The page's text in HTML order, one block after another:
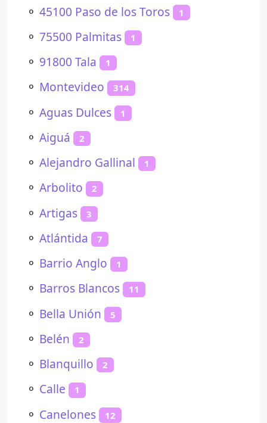
⚬ 45100 Paso de los Toros 1
⚬ 75500 Palmitas 1
⚬ 91800 Tala 1
⚬ Montevideo 314
⚬ Aguas Dulces 1
⚬ Aiguá 2
⚬ Alejandro Gallinal 1
⚬ Arbolito 2
⚬ Artigas 3
⚬ Atlántida 7
⚬ Barrio Anglo 1
⚬ Barros Blancos 11
⚬ Bella Unión 5
⚬ Belén 2
⚬ Blanquillo 2
⚬ Calle 1
⚬ Canelones 12